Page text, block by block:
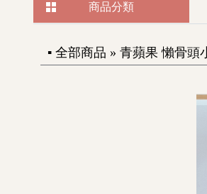
商品分類
▪ 全部商品 » 青蘋果 懶骨頭